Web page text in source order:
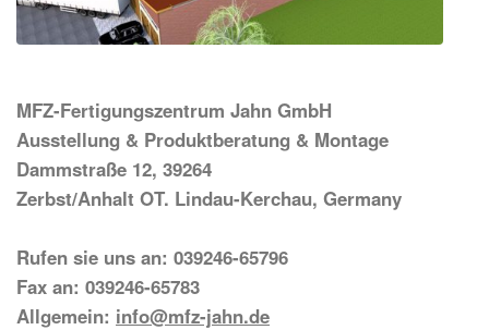
MFZ-Fertigungszentrum Jahn GmbH
Ausstellung & Produktberatung & Montage
Dammstraße 12, 39264
Zerbst/Anhalt OT. Lindau-Kerchau, Germany
Rufen sie uns an: 039246-65796
Fax an: 039246-65783
Allgemein: info@mfz-jahn.de